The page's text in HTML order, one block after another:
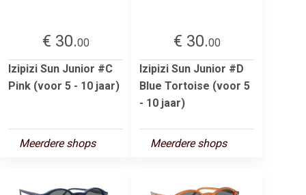
€ 30.00
Izipizi Sun Junior #C
Pink (voor 5 - 10 jaar)
Meerdere shops
€ 30.00
Izipizi Sun Junior #D
Blue Tortoise (voor 5
- 10 jaar)
Meerdere shops